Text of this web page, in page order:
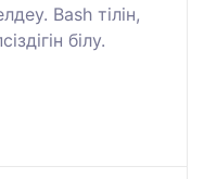
Bash тілін,
білу.